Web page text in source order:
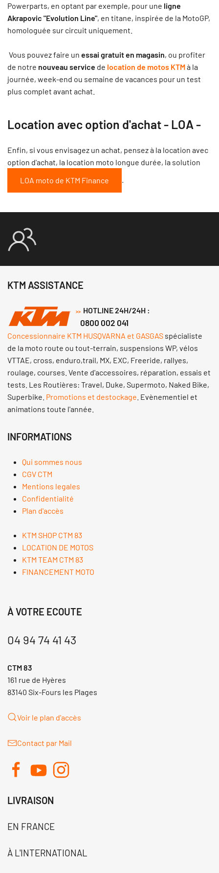
Powerparts, en optant par exemple, pour une ligne
Akrapovic "Evolution Line", en titane, inspirée de la MotoGP,
homologuée sur circuit uniquement.
Vous pouvez faire un essai gratuit en magasin, ou profiter
de notre nouveau service de location de motos KTMà la
journée, week-end ou semaine de vacances pour un test
plus complet avant achat.
Location avec option d'achat - LOA -
Enfin, si vous envisagez un achat, pensez à la location avec
option d'achat, la location moto longue durée, la solution
LOA moto de KTM Finance
KTM ASSISTANCE
>> HOTLINE 24H/24H :
0800 002 041
Concessionnaire KTM HUSQVARNA et GASGAS spécialiste
de la moto route ou tout-terrain, suspensions WP, vélos
VTTAE, cross, enduro,trail, MX, EXC, Freeride, rallyes,
roulage, courses. Vente d'accessoires, réparation, essais et
tests. Les Routières: Travel, Duke, Supermoto, Naked Bike,
Superbike. Promotions et destockage . Evènementiel et
animations toute l'année.
INFORMATIONS
Qui sommes nous
CGV CTM
Mentions legales
Confidentialité
Plan d'accès
KTM SHOP CTM 83
LOCATION DE MOTOS
KTM TEAM CTM 83
FINANCEMENT MOTO
À VOTRE ECOUTE
04 94 74 41 43
CTM 83
161 rue de Hyères
83140 Six-Fours les Plages
Voir le plan d'accès
Contact par Mail
LIVRAISON
EN FRANCE
À L'INTERNATIONAL